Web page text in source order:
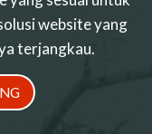
website yang
terjangkau.